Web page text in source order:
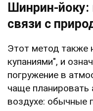
Шинрин-йоку:
связи с
Этот метод также
купаниями", и
погружение в
чаще
воздухе: обычные